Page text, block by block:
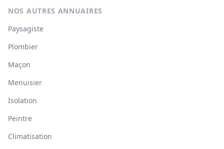
NOS AUTRES ANNUAIRES
Paysagiste
Plombier
Maçon
Menuisier
Isolation
Peintre
Climatisation